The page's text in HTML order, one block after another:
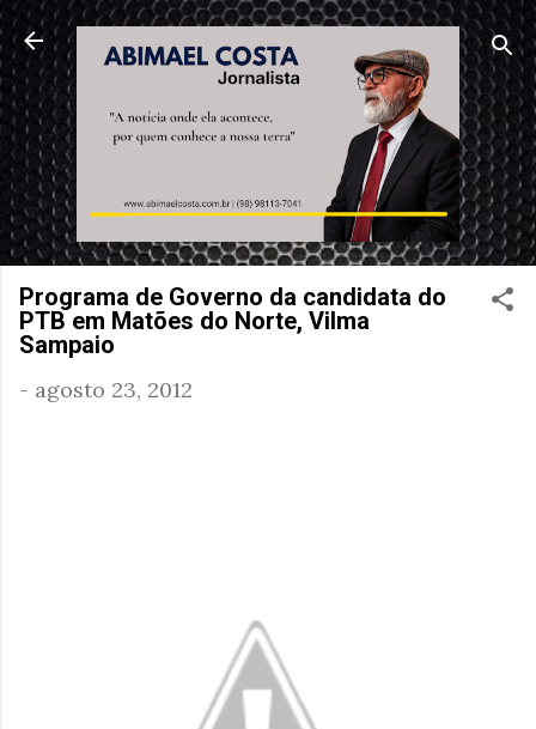
Pular para o conteúdo principal
Programa de Governo da candidata do
PTB em Matões do Norte, Vilma
Sampaio
- agosto 23, 2012